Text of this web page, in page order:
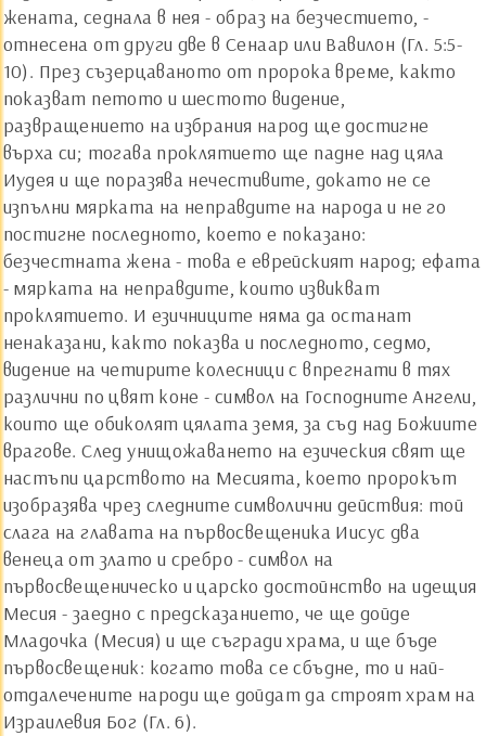
жената, седнала в нея - образ на безчестието, -
отнесена от други две в Сенаар или Вавилон (Гл. 5:5-
10). През съзерцаваното от пророка време, както
показват петото и шестото видение,
развращението на избрания народ ще достигне
върха си; тогава проклятието ще падне над цяла
Иудея и ще поразява нечестивите, докато не се
изпълни мярката на неправдите на народа и не го
постигне последното, което е показано:
безчестната жена - това е еврейският народ; ефата
- мярката на неправдите, които извикват
проклятието. И езичниците няма да останат
ненаказани, както показва и последното, седмо,
видение на четирите колесници с впрегнати в тях
различни по цвят коне - символ на Господните Ангели,
които ще обиколят цялата земя, за съд над Божиите
врагове. След унищожаването на езическия свят ще
настъпи царството на Месията, което пророкът
изобразява чрез следните символични действия: той
слага на главата на първосвещеника Иисус два
венеца от злато и сребро - символ на
първосвещеническо и царско достойнство на идещия
Месия - заедно с предсказанието, че ще дойде
Младочка (Месия) и ще съгради храма, и ще бъде
първосвещеник: когато това се сбъдне, то и най-
отдалечените народи ще дойдат да строят храм на
Израилевия Бог (Гл. 6).